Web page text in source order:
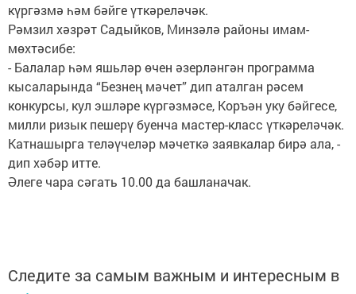
күргәзмә һәм бәйге үткәреләчәк.
Рәмзил хәзрәт Садыйков, Минзәлә районы имам-
мөхтәсибе:
- Балалар һәм яшьләр өчен әзерләнгән программа
кысаларында “Безнең мәчет” дип аталган рәсем
конкурсы, кул эшләре күргәзмәсе, Коръән уку бәйгесе,
милли ризык пешерү буенча мастер-класс үткәреләчәк.
Катнашырга теләүчеләр мәчеткә заявкалар бирә ала, -
дип хәбәр итте.
Әлеге чара сәгать 10.00 да башланачак.
Следите за самым важным и интересным в